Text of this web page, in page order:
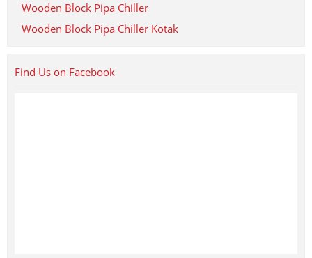
Wooden Block Pipa Chiller
Wooden Block Pipa Chiller Kotak
Find Us on Facebook